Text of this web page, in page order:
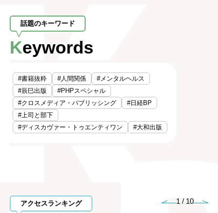
話題のキーワード
Keywords
#書籍抜粋 #人間関係
#メンタルヘルス
#辰巳出版
#PHPスペシャル
#クロスメディア・パブリッシング
#日経BP
#上司と部下
#ディスカヴァー・トゥエンティワン
#大和出版
アクセスランキング 1 / 10